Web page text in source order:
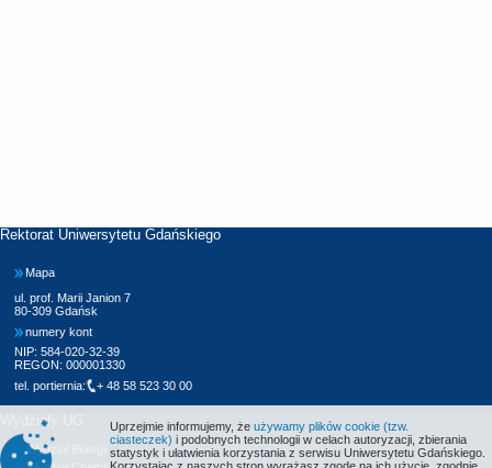
Rektorat Uniwersytetu Gdańskiego
Mapa
ul. prof. Marii Janion 7
80-309 Gdańsk
numery kont
NIP: 584-020-32-39
REGON: 000001330
tel. portiernia:
+ 48 58 523 30 00
Wydziały UG
Wydział Biologii
Uprzejmie informujemy, że używamy plików cookie (tzw.
ciasteczek) i podobnych technologii w celach autoryzacji, zbierania
statystyk i ułatwienia korzystania z serwisu Uniwersytetu Gdańskiego.